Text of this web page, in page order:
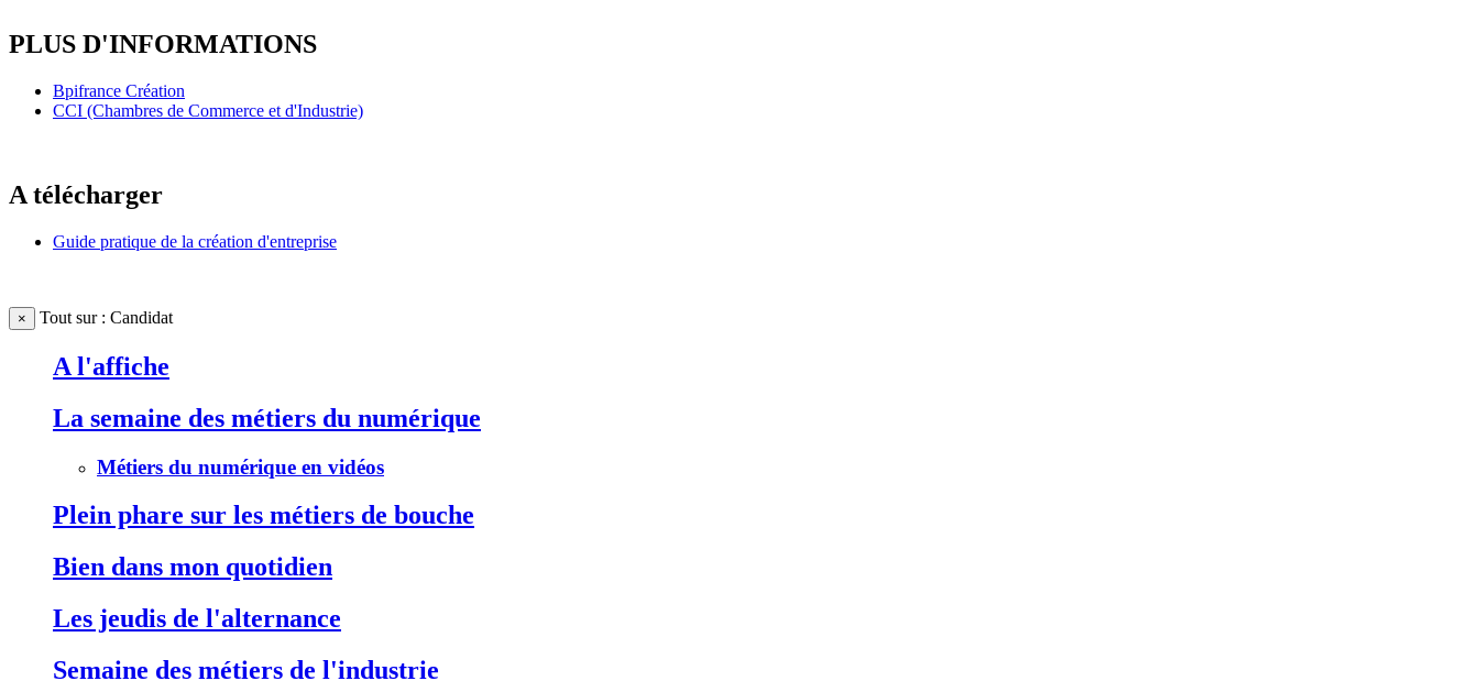
PLUS D'INFORMATIONS
Bpifrance Création
CCI (Chambres de Commerce et d'Industrie)
A télécharger
Guide pratique de la création d'entreprise
× Tout sur : Candidat
A l'affiche
La semaine des métiers du numérique
Métiers du numérique en vidéos
Plein phare sur les métiers de bouche
Bien dans mon quotidien
Les jeudis de l'alternance
Semaine des métiers de l'industrie